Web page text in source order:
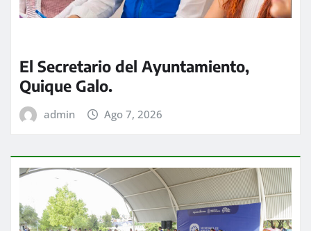
El Secretario del Ayuntamiento,
Quique Galo.
admin Ago 7, 2026